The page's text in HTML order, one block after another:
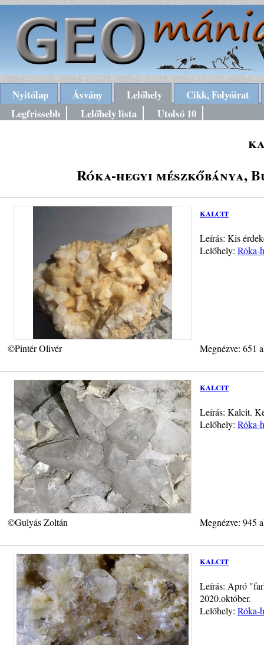
Nyitólap Ásvány Lelőhely
Cikk, Folyóirat
Legfrissebb
Lelőhely lista Utolsó 10
Róka-hegyi mészkőbánya,
kalcit
Leírás: Kis
Lelőhely: Róka-
©Pintér Olivér Megnézve: 651
kalcit
Leírás: Kalcit.
Lelőhely: Róka-
©Gulyás Zoltán Megnézve: 945
kalcit
Leírás: Apró
2020.október.
Lelőhely: Róka-